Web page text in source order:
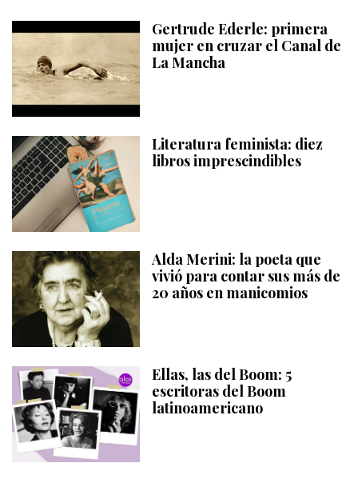
Gertrude Ederle: primera
mujer en cruzar el Canal de
La Mancha
Literatura feminista: diez
libros imprescindibles
Alda Merini: la poeta que
vivió para contar sus más de
20 años en manicomios
Ellas, las del Boom: 5
escritoras del Boom
latinoamericano